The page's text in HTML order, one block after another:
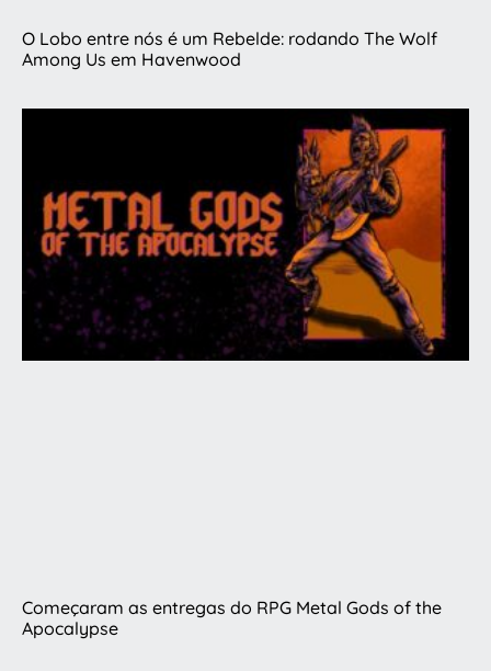
O Lobo entre nós é um Rebelde: rodando The Wolf
Among Us em Havenwood
Começaram as entregas do RPG Metal Gods of the
Apocalypse